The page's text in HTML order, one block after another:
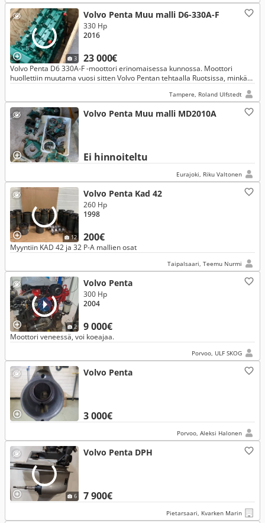
3
Volvo Penta Muu malli D6-330A-F
23 000€
330 Hp
2016
Volvo Penta D6 330A-F -moottori erinomaisessa kunnossa. Moottori
huollettiin muutama vuosi sitten Volvo Pentan tehtaalla Ruotsissa, minkä
Tampere, Roland Ulfstedt
Volvo Penta Muu malli MD2010A
Ei hinnoiteltu
Eurajoki, Riku Valtonen
12
Volvo Penta Kad 42
200€
260 Hp
1998
Myyntiin KAD 42 ja 32 P-A mallien osat
Taipalsaari, Teemu Nurmi
2
Volvo Penta
9 000€
300 Hp
2004
Moottori veneessä, voi koeajaa.
Porvoo, ULF SKOG
Volvo Penta
3 000€
Porvoo, Aleksi Halonen
6
Volvo Penta DPH
7 900€
Pietarsaari, Kvarken Marin